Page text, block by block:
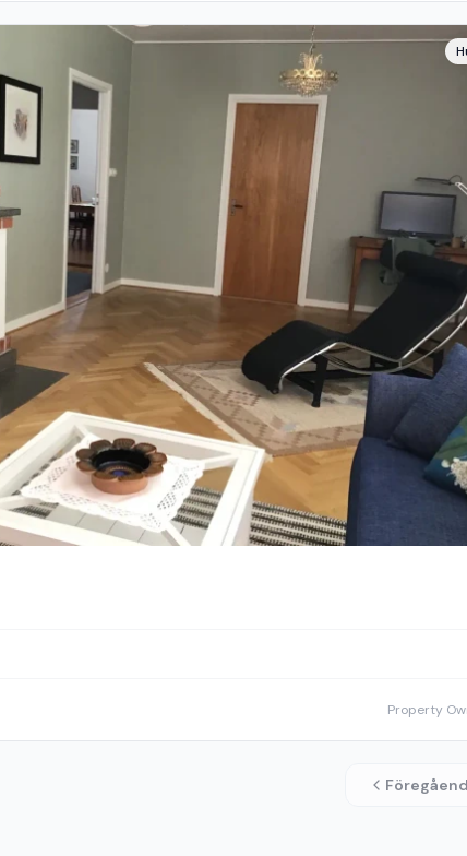
Property